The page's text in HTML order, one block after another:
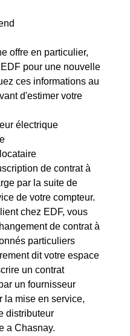
offre en particulier,
pour une nouvelle
ces informations au
d'estimer votre
électrique
de contrat à
par la suite de
de votre compteur.
chez EDF, vous
de contrat à
particuliers
dit votre espace
un contrat
un fournisseur
la mise en service,
distributeur
a Chasnay.